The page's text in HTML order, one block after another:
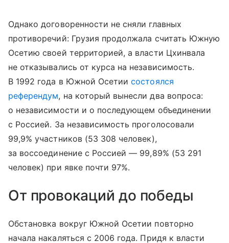
Однако договоренности не сняли главных
противоречий: Грузия продолжала считать Южную
Осетию своей территорией, а власти Цхинвала
не отказывались от курса на независимость.
В 1992 года в Южной Осетиисостоялся
референдум, на который вынесли два вопроса:
о независимости и о последующем объединении
с Россией. За независимость проголосовали
99,9% участников (53 308 человек),
за воссоединение с Россией — 99,89% (53 291
человек) при явке почти 97%.
От провокаций до победы
Обстановка вокруг Южной Осетии повторно
начала накаляться с 2006 года. Придя к власти